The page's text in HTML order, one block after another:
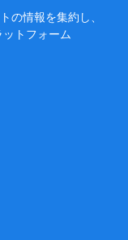
の情報を集約し、
トフォーム